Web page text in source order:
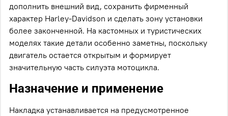
дополнить внешний вид, сохранить фирменный
характер Harley-Davidson и сделать зону установки
более законченной. На кастомных и туристических
моделях такие детали особенно заметны, поскольку
двигатель остается открытым и формирует
значительную часть силуэта мотоцикла.
Назначение и применение
Накладка устанавливается на предусмотренное